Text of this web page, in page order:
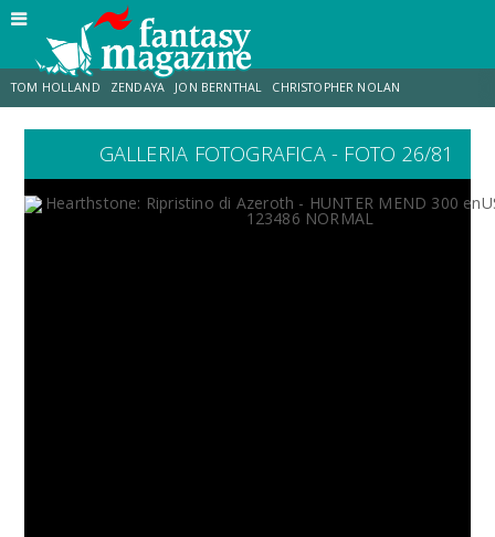
TOM HOLLAND ZENDAYA JON BERNTHAL CHRISTOPHER NOLAN
LUCCA COMICS & GAMES ODISSEA CHRIS MCKENNA
GALLERIA FOTOGRAFICA - FOTO 26/81